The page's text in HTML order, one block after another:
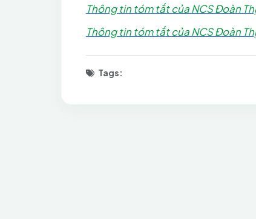
Thông tin tóm tắt của NCS Đoàn
Thông tin tóm tắt của NCS Đoàn
Tags: